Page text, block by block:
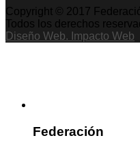
Copyright © 2017
Todos los derechos
Diseño Web. Impacto Web
Federación